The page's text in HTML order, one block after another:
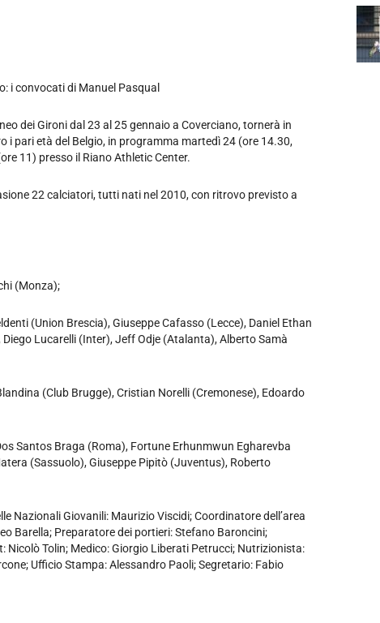
i convocati di Manuel Pasqual
dei Gironi dal 23 al 25 gennaio a Coverciano, tornerà in
pari età del Belgio, in programma martedì 24 (ore 14.30,
11) presso il Riano Athletic Center.
22 calciatori, tutti nati nel 2010, con ritrovo previsto a
(Monza);
(Union Brescia), Giuseppe Cafasso (Lecce), Daniel Ethan
Lucarelli (Inter), Jeff Odje (Atalanta), Alberto Samà
(Club Brugge), Cristian Norelli (Cremonese), Edoardo
Santos Braga (Roma), Fortune Erhunmwun Egharevba
(Sassuolo), Giuseppe Pipitò (Juventus), Roberto
Nazionali Giovanili: Maurizio Viscidi; Coordinatore dell’area
Barella; Preparatore dei portieri: Stefano Baroncini;
Tolin; Medico: Giorgio Liberati Petrucci; Nutrizionista:
Ufficio Stampa: Alessandro Paoli; Segretario: Fabio